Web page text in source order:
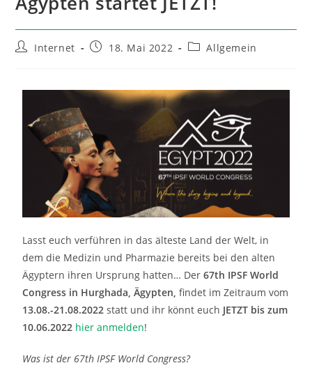
Internet 18. Mai 2022 Allgemein
Lasst euch verführen in das älteste Land der Welt, in
dem die Medizin und Pharmazie bereits bei den alten
Ägyptern ihren Ursprung hatten… Der67th IPSF World
Congress in Hurghada, Ägypten, findet im Zeitraum vom
13.08.-21.08.2022statt und ihr könnt euch JETZT bis zum
10.06.2022 hier anmelden!
Was ist der 67th IPSF World Congress?